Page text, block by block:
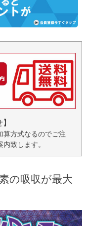
算方式なるのでご注
致します。
の吸収が最大